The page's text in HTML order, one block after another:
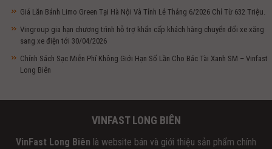
Giá Lăn Bánh Limo Green Tại Hà Nội Và Tỉnh Lẻ Tháng 6/2026 Chỉ Từ 632 Triệu.
Vingroup gia hạn chương trình hỗ trợ khẩn cấp khách hàng chuyển đổi xe xăng
sang xe điện tới 30/04/2026
Chính Sách Sạc Miễn Phí Không Giới Hạn Số Lần Cho Bác Tài Xanh SM – Vinfast
Long Biên
VINFAST LONG BIÊN
VinFast Long Biên là website bán và giới thiệu sản phẩm chính